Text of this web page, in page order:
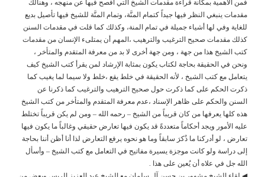
فمن الأهمية بمكانة قراءة مقدمات الشيخ التي أفصح فيها عن منهجه ، وهنالك
مقدمات ينبغي النظر فيها جيداً كتمام المنَّة، وتمام المنَّة للشيخ فيها تأصيل بديع
للغاية وفي لها أشياء جميلة في تمام المنة، وكذلك كما قلت في مقدمات السنن
كذلك مقدمات صحيح الترغيب والترهيب ،المهم أن يمتلىء الإنسان من مقدمات
كتب الشيخ هذا من جهة ، ومن جهة أخرى لا بد من معرفة المتقدم والمتأخر ،
ونحن في الحقيقة بحاجة لكتاب يكون بمثابة الإرشاد لمن يقرأ كتب الشيخ كيف
يتعامل مع كتب الشيخ ، لأنه الحقيقة في خلط يقع ،خلط ولا سيما لما يغيب كما
ذكرت الحكم على كما ذكرت حول صحيح الترهيب والترغيب كما ذكرنا عن
السنن والحكم على ظاهر الإسناد ،عدم معرفة المتقدم والمتأخر من كتب الشيخ
هذه كلها يعرفها من كان قريباً من الشيخ – رحمه الله – ومن لم يكن قريباً تختلط
عليه الأمور ويجد أحكاماً متعددةً قد يكون فيها تعارض حقيقي وغالباً ما يكون فيها
تعارض ، لو أدركنا ما ذُكرَ سابقاً وما هو نحوه يرفع التعارض لذا أنا أظن أننا بحاجة
إلى دراسة ولو كانت موجزة يسيرة مفاتيح في التعامل مع كتب الشيخ – وأسأل
الله جل في علاه أن يُعين على هذا .